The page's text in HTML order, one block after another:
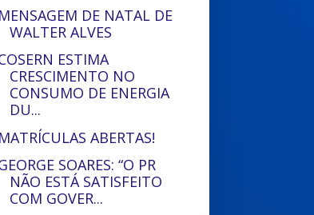
MENSAGEM DE NATAL DE
WALTER ALVES
ESTIMA
CRESCIMENTO NO
CONSUMO DE ENERGIA
DU...
MATRÍCULAS ABERTAS!
SOARES: “O PR
NÃO ESTÁ SATISFEITO
COM GOVER...